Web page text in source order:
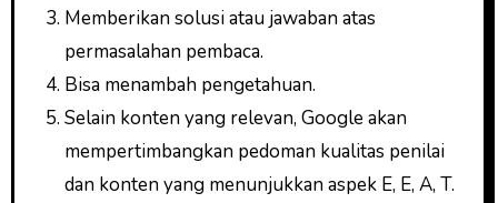
Memberikan solusi atau jawaban atas
permasalahan pembaca.
Bisa menambah pengetahuan.
Selain konten yang relevan, Google akan
mempertimbangkan pedoman kualitas penilai
dan konten yang menunjukkan aspek E, E, A, T.